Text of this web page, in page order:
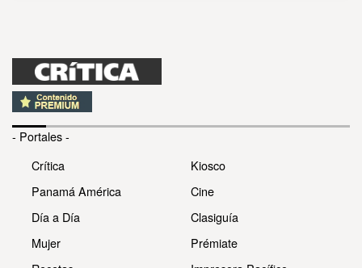
- Portales -
Crítica
Panamá América
Día a Día
Mujer
Kiosco
Cine
Clasiguía
Prémiate